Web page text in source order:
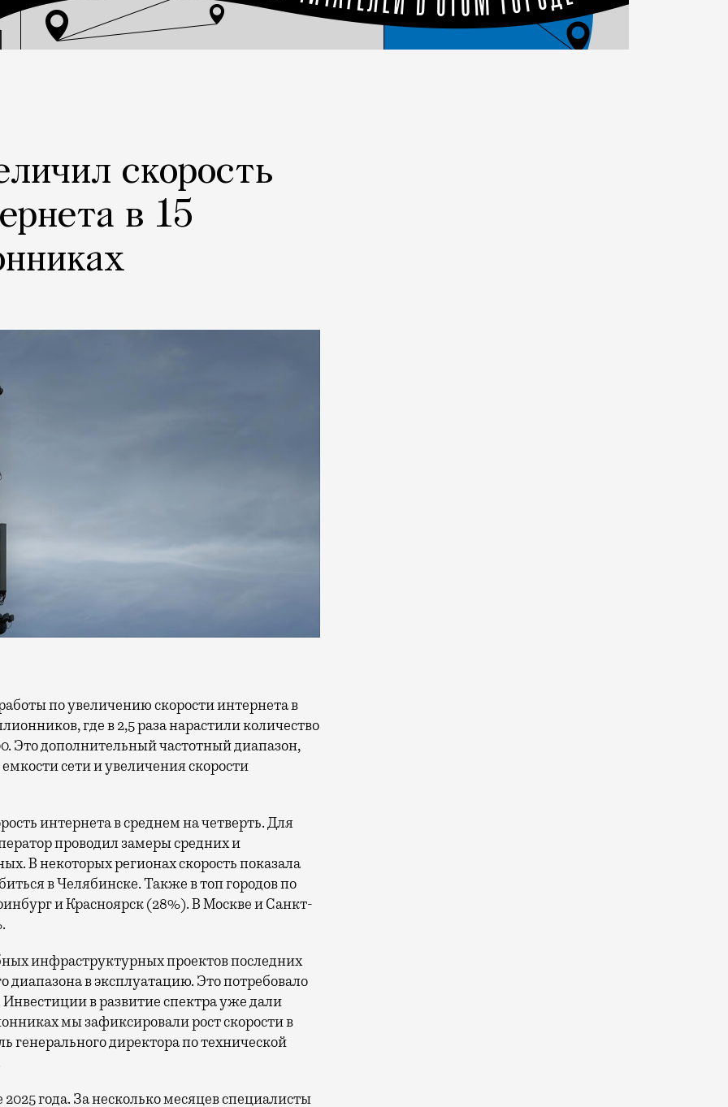
скорость
в 15
где в 2,5 раза нарастили количество
Это дополнительный частотный диапазон,
сети и увеличения скорости
интернета в среднем на четверть. Для
проводил замеры средних и
В некоторых регионах скорость показала
в Челябинске. Также в топ городов по
и Красноярск (28%). В Москве и Санкт-
инфраструктурных проектов последних
диапазона в эксплуатацию. Это потребовало
в развитие спектра уже дали
мы зафиксировали рост скорости в
генерального директора по технической
года. За несколько месяцев специалисты